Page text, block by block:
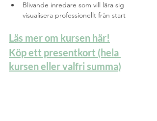
Blivande inredare som vill lära sig
visualisera professionellt från start
Läs mer om kursen här!
Köp ett presentkort (hela
kursen eller valfri summa)